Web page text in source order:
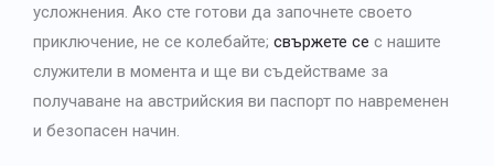
усложнения. Ако сте готови да започнете своето
приключение, не се колебайте; свържете се с нашите
служители в момента и ще ви съдействаме за
получаване на австрийския ви паспорт по навременен
и безопасен начин.